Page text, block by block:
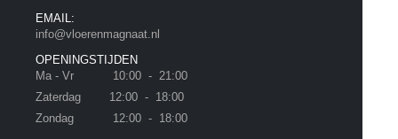
EMAIL:
info@vloerenmagnaat.nl
OPENINGSTIJDEN
Ma - Vr 10:00 - 21:00
Zaterdag 12:00 - 18:00
Zondag 12:00 - 18:00